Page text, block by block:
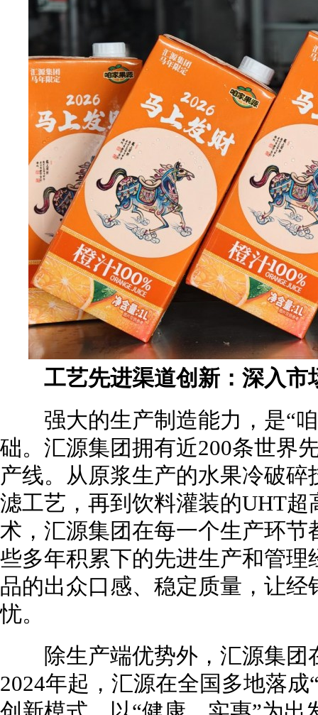
工艺先进渠道创新：深入市
强大的生产制造能力，是“咱
础。汇源集团拥有近200条世界
产线。从原浆生产的水果冷破
滤工艺，再到饮料灌装的UHT
术，汇源集团在每一个生产环
些多年积累下的先进生产和管理
品的出众口感、稳定质量，让
忧。
除生产端优势外，汇源集团
2024年起，汇源在全国多地落